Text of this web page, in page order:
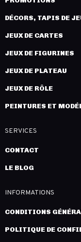
DÉCORS, TAPIS DE
JEUX DE CARTES
JEUX DE FIGURINES
JEUX DE PLATEAU
JEUX DE RÔLE
PEINTURES ET
SERVICES
CONTACT
LE BLOG
INFORMATIONS
CONDITIONS
POLITIQUE DE